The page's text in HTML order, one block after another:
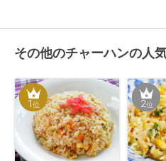
その他のチャーハンの人
1位 2位